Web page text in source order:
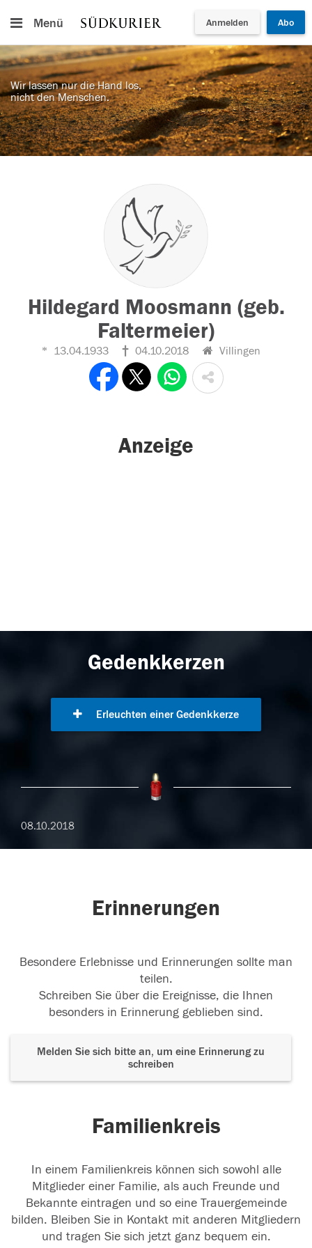
Menü Anmelden Abo
Wir lassen nur die Hand los,
nicht den Menschen.
Hildegard Moosmann (geb.
Faltermeier)
13.04.1933 04.10.2018 Villingen
Anzeige
Gedenkkerzen
Erleuchten einer Gedenkkerze
08.10.2018
Erinnerungen
Besondere Erlebnisse und Erinnerungen sollte man
teilen.
Schreiben Sie über die Ereignisse, die Ihnen
besonders in Erinnerung geblieben sind.
Melden Sie sich bitte an, um eine Erinnerung zu
schreiben
Familienkreis
In einem Familienkreis können sich sowohl alle
Mitglieder einer Familie, als auch Freunde und
Bekannte eintragen und so eine Trauergemeinde
bilden. Bleiben Sie in Kontakt mit anderen Mitgliedern
und tragen Sie sich jetzt ganz bequem ein.